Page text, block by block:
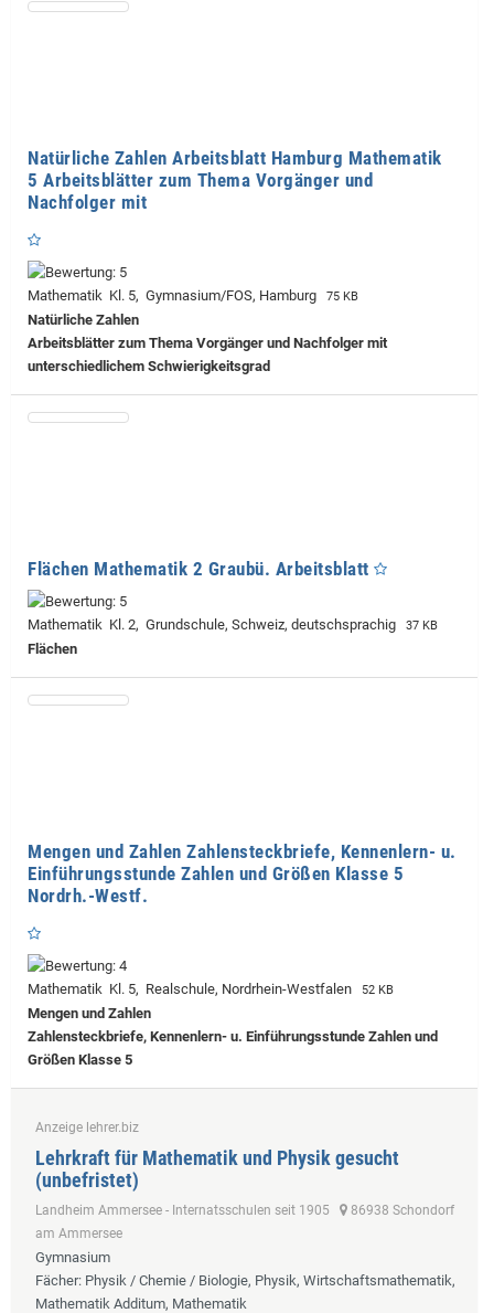
Natürliche Zahlen Arbeitsblatt Hamburg Mathematik
5 Arbeitsblätter zum Thema Vorgänger und
Nachfolger mit
Mathematik Kl. 5, Gymnasium/FOS, Hamburg 75 KB
Natürliche Zahlen
Arbeitsblätter zum Thema Vorgänger und Nachfolger mit
unterschiedlichem Schwierigkeitsgrad
Flächen Mathematik 2 Graubü. Arbeitsblatt
Mathematik Kl. 2, Grundschule, Schweiz, deutschsprachig 37 KB
Flächen
Mengen und Zahlen Zahlensteckbriefe, Kennenlern- u.
Einführungsstunde Zahlen und Größen Klasse 5
Nordrh.-Westf.
Mathematik Kl. 5, Realschule, Nordrhein-Westfalen 52 KB
Mengen und Zahlen
Zahlensteckbriefe, Kennenlern- u. Einführungsstunde Zahlen und
Größen Klasse 5
Anzeige lehrer.biz
Lehrkraft für Mathematik und Physik gesucht
(unbefristet)
Landheim Ammersee - Internatsschulen seit 1905
86938 Schondorf
am Ammersee
Gymnasium
Fächer: Physik / Chemie / Biologie, Physik, Wirtschaftsmathematik,
Mathematik Additum, Mathematik